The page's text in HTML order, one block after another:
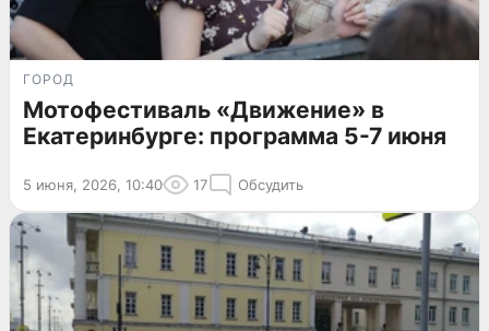
ГОРОД
Мотофестиваль «Движение» в
Екатеринбурге: программа 5-7 июня
5 июня, 2026, 10:40 17 Обсудить